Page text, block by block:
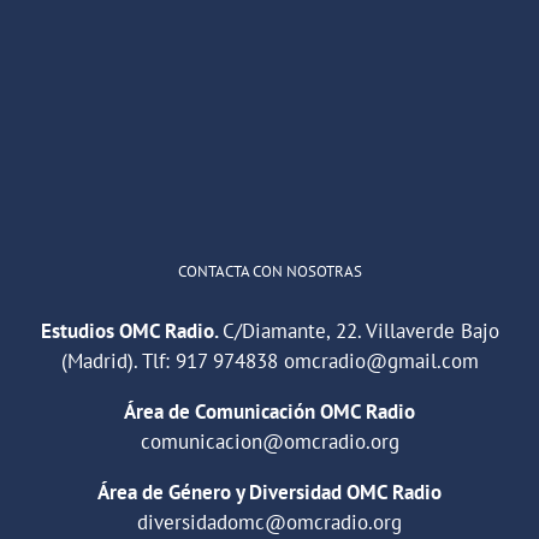
CONTACTA CON NOSOTRAS
Estudios OMC Radio.C/Diamante, 22. Villaverde Bajo
(Madrid). Tlf: 917 974838 omcradio@gmail.com
Área de Comunicación OMC Radio
comunicacion@omcradio.org
Área de Género y Diversidad OMC Radio
diversidadomc@omcradio.org